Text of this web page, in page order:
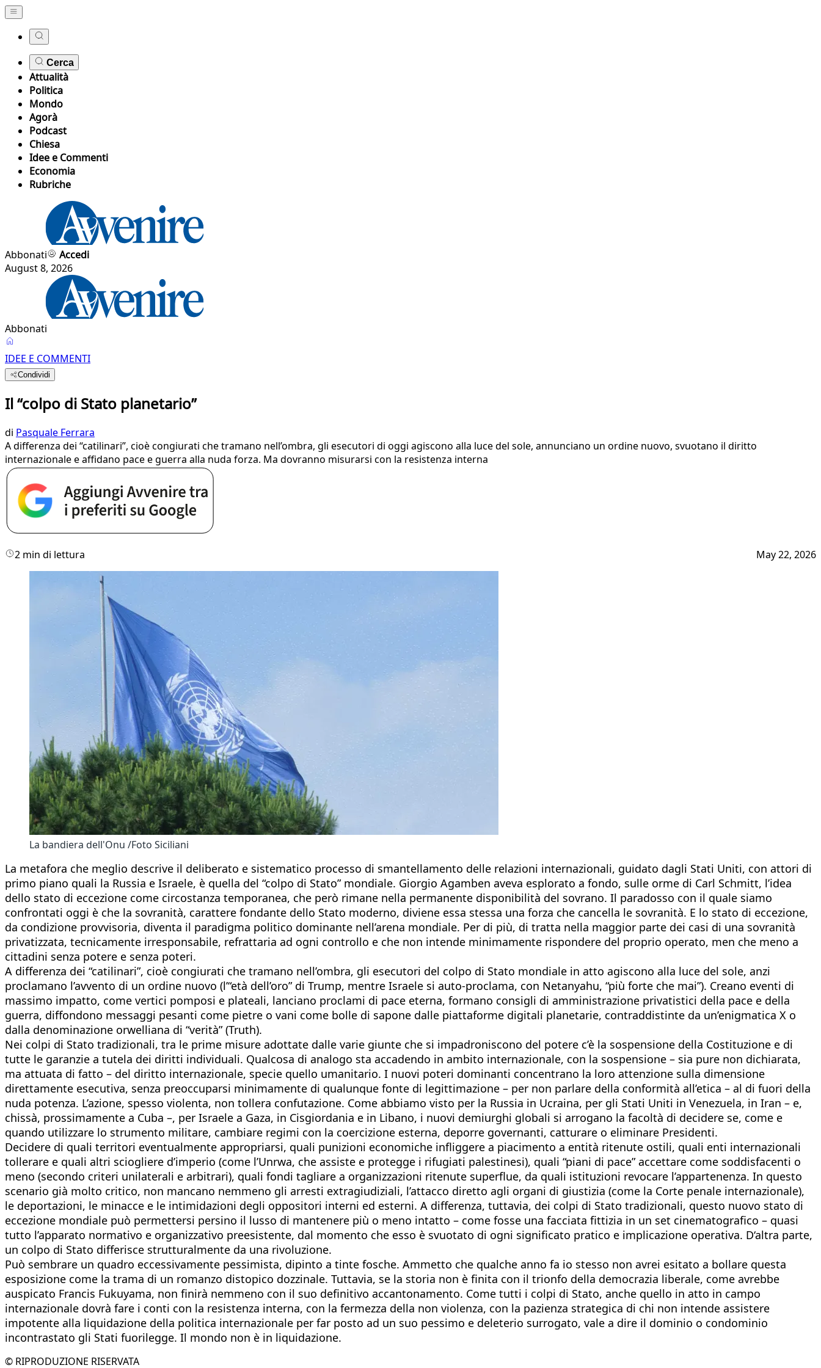
Cerca
Attualità
Politica
Mondo
Agorà
Podcast
Chiesa
Idee e Commenti
Economia
Rubriche
Abbonati
Accedi
August 8, 2026
Abbonati
IDEE E COMMENTI
Condividi
Il “colpo di Stato planetario”
di Pasquale Ferrara
A differenza dei “catilinari”, cioè congiurati che tramano nell’ombra, gli esecutori di oggi agiscono alla luce del sole, annunciano un ordine nuovo, svuotano il diritto
internazionale e affidano pace e guerra alla nuda forza. Ma dovranno misurarsi con la resistenza interna
2 min di lettura May 22, 2026
La bandiera dell'Onu /Foto Siciliani
La metafora che meglio descrive il deliberato e sistematico processo di smantellamento delle relazioni internazionali, guidato dagli Stati Uniti, con attori di
primo piano quali la Russia e Israele, è quella del “colpo di Stato” mondiale. Giorgio Agamben aveva esplorato a fondo, sulle orme di Carl Schmitt, l’idea
dello stato di eccezione come circostanza temporanea, che però rimane nella permanente disponibilità del sovrano. Il paradosso con il quale siamo
confrontati oggi è che la sovranità, carattere fondante dello Stato moderno, diviene essa stessa una forza che cancella le sovranità. E lo stato di eccezione,
da condizione provvisoria, diventa il paradigma politico dominante nell’arena mondiale. Per di più, di tratta nella maggior parte dei casi di una sovranità
privatizzata, tecnicamente irresponsabile, refrattaria ad ogni controllo e che non intende minimamente rispondere del proprio operato, men che meno a
cittadini senza potere e senza poteri.
A differenza dei “catilinari”, cioè congiurati che tramano nell’ombra, gli esecutori del colpo di Stato mondiale in atto agiscono alla luce del sole, anzi
proclamano l’avvento di un ordine nuovo (l’“età dell’oro” di Trump, mentre Israele si auto-proclama, con Netanyahu, “più forte che mai”). Creano eventi di
massimo impatto, come vertici pomposi e plateali, lanciano proclami di pace eterna, formano consigli di amministrazione privatistici della pace e della
guerra, diffondono messaggi pesanti come pietre o vani come bolle di sapone dalle piattaforme digitali planetarie, contraddistinte da un’enigmatica X o
dalla denominazione orwelliana di “verità” (Truth).
Nei colpi di Stato tradizionali, tra le prime misure adottate dalle varie giunte che si impadroniscono del potere c’è la sospensione della Costituzione e di
tutte le garanzie a tutela dei diritti individuali. Qualcosa di analogo sta accadendo in ambito internazionale, con la sospensione – sia pure non dichiarata,
ma attuata di fatto – del diritto internazionale, specie quello umanitario. I nuovi poteri dominanti concentrano la loro attenzione sulla dimensione
direttamente esecutiva, senza preoccuparsi minimamente di qualunque fonte di legittimazione – per non parlare della conformità all’etica – al di fuori della
nuda potenza. L’azione, spesso violenta, non tollera confutazione. Come abbiamo visto per la Russia in Ucraina, per gli Stati Uniti in Venezuela, in Iran – e,
chissà, prossimamente a Cuba –, per Israele a Gaza, in Cisgiordania e in Libano, i nuovi demiurghi globali si arrogano la facoltà di decidere se, come e
quando utilizzare lo strumento militare, cambiare regimi con la coercizione esterna, deporre governanti, catturare o eliminare Presidenti.
Decidere di quali territori eventualmente appropriarsi, quali punizioni economiche infliggere a piacimento a entità ritenute ostili, quali enti internazionali
tollerare e quali altri sciogliere d’imperio (come l’Unrwa, che assiste e protegge i rifugiati palestinesi), quali “piani di pace” accettare come soddisfacenti o
meno (secondo criteri unilaterali e arbitrari), quali fondi tagliare a organizzazioni ritenute superflue, da quali istituzioni revocare l’appartenenza. In questo
scenario già molto critico, non mancano nemmeno gli arresti extragiudiziali, l’attacco diretto agli organi di giustizia (come la Corte penale internazionale),
le deportazioni, le minacce e le intimidazioni degli oppositori interni ed esterni. A differenza, tuttavia, dei colpi di Stato tradizionali, questo nuovo stato di
eccezione mondiale può permettersi persino il lusso di mantenere più o meno intatto – come fosse una facciata fittizia in un set cinematografico – quasi
tutto l’apparato normativo e organizzativo preesistente, dal momento che esso è svuotato di ogni significato pratico e implicazione operativa. D‘altra parte,
un colpo di Stato differisce strutturalmente da una rivoluzione.
Può sembrare un quadro eccessivamente pessimista, dipinto a tinte fosche. Ammetto che qualche anno fa io stesso non avrei esitato a bollare questa
esposizione come la trama di un romanzo distopico dozzinale. Tuttavia, se la storia non è finita con il trionfo della democrazia liberale, come avrebbe
auspicato Francis Fukuyama, non finirà nemmeno con il suo definitivo accantonamento. Come tutti i colpi di Stato, anche quello in atto in campo
internazionale dovrà fare i conti con la resistenza interna, con la fermezza della non violenza, con la pazienza strategica di chi non intende assistere
impotente alla liquidazione della politica internazionale per far posto ad un suo pessimo e deleterio surrogato, vale a dire il dominio o condominio
incontrastato gli Stati fuorilegge. Il mondo non è in liquidazione.
© RIPRODUZIONE RISERVATA